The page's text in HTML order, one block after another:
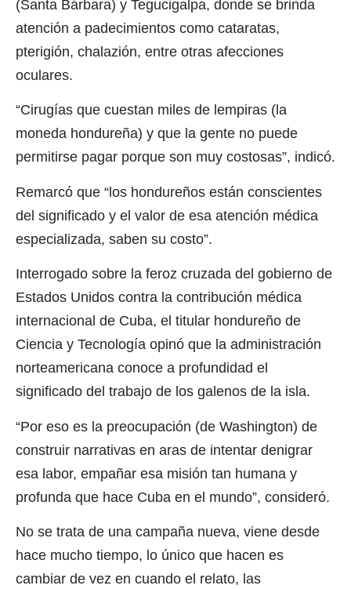
(Santa Bárbara) y Tegucigalpa, donde se brinda
atención a padecimientos como cataratas,
pterigión, chalazión, entre otras afecciones
oculares.
“Cirugías que cuestan miles de lempiras (la
moneda hondureña) y que la gente no puede
permitirse pagar porque son muy costosas”, indicó.
Remarcó que “los hondureños están conscientes
del significado y el valor de esa atención médica
especializada, saben su costo”.
Interrogado sobre la feroz cruzada del gobierno de
Estados Unidos contra la contribución médica
internacional de Cuba, el titular hondureño de
Ciencia y Tecnología opinó que la administración
norteamericana conoce a profundidad el
significado del trabajo de los galenos de la isla.
“Por eso es la preocupación (de Washington) de
construir narrativas en aras de intentar denigrar
esa labor, empañar esa misión tan humana y
profunda que hace Cuba en el mundo”, consideró.
No se trata de una campaña nueva, viene desde
hace mucho tiempo, lo único que hacen es
cambiar de vez en cuando el relato, las